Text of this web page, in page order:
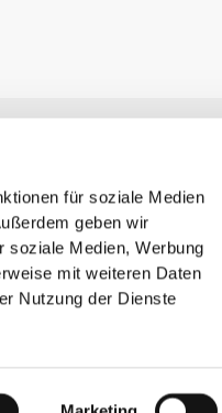
für soziale Medien
geben wir
soziale Medien, Werbung
mit weiteren Daten
Nutzung der Dienste
in dein
S.A. Alle Rechte vorbehalten.